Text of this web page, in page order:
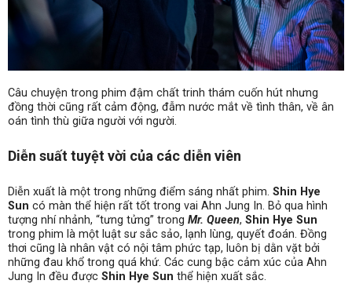
Câu chuyện trong phim đậm chất trinh thám cuốn hút nhưng
đồng thời cũng rất cảm động, đẫm nước mắt về tình thân, về ân
oán tình thù giữa người với người.
Diễn suất tuyệt vời của các diễn viên
Diễn xuất là một trong những điểm sáng nhất phim. Shin Hye
Sun có màn thể hiện rất tốt trong vai Ahn Jung In. Bỏ qua hình
tượng nhí nhảnh, “tưng tửng” trong Mr. Queen, Shin Hye Sun
trong phim là một luật sư sắc sảo, lạnh lùng, quyết đoán. Đồng
thơi cũng là nhân vật có nội tâm phức tạp, luôn bị dằn vặt bởi
những đau khổ trong quá khứ. Các cung bậc cảm xúc của Ahn
Jung In đều được Shin Hye Sun thể hiện xuất sắc.